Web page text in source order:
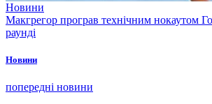
Новини
Макгрегор програв технічним нокаутом
раунді
Новини
попередні новини